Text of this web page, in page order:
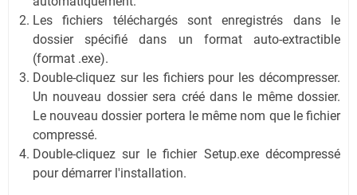
Les fichiers téléchargés sont enregistrés dans le
dossier spécifié dans un format auto-extractible
(format .exe).
Double-cliquez sur les fichiers pour les décompresser.
Un nouveau dossier sera créé dans le même dossier.
Le nouveau dossier portera le même nom que le fichier
compressé.
Double-cliquez sur le fichier Setup.exe décompressé
pour démarrer l'installation.